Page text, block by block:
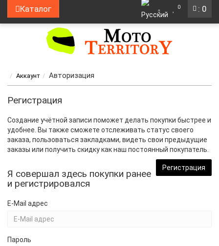
: 0
Каталог 0
Аккаунт Авторизация
Регистрация
Создание учётной записи поможет делать покупки быстрее и
удобнее. Вы также сможете отслеживать статус своего
заказа, пользоваться закладками, видеть свои предыдущие
заказы или получить скидку как наш постоянный покупатель.
Регистрация
Я совершал здесь покупки ранее
и регистрировался
E-Mail адрес
Пароль